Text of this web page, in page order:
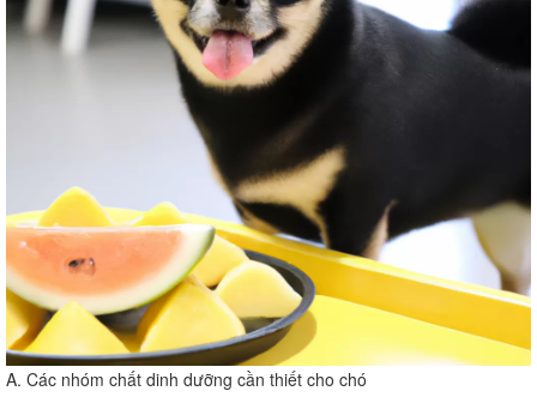
A. Các nhóm chất dinh dưỡng cần thiết cho chó